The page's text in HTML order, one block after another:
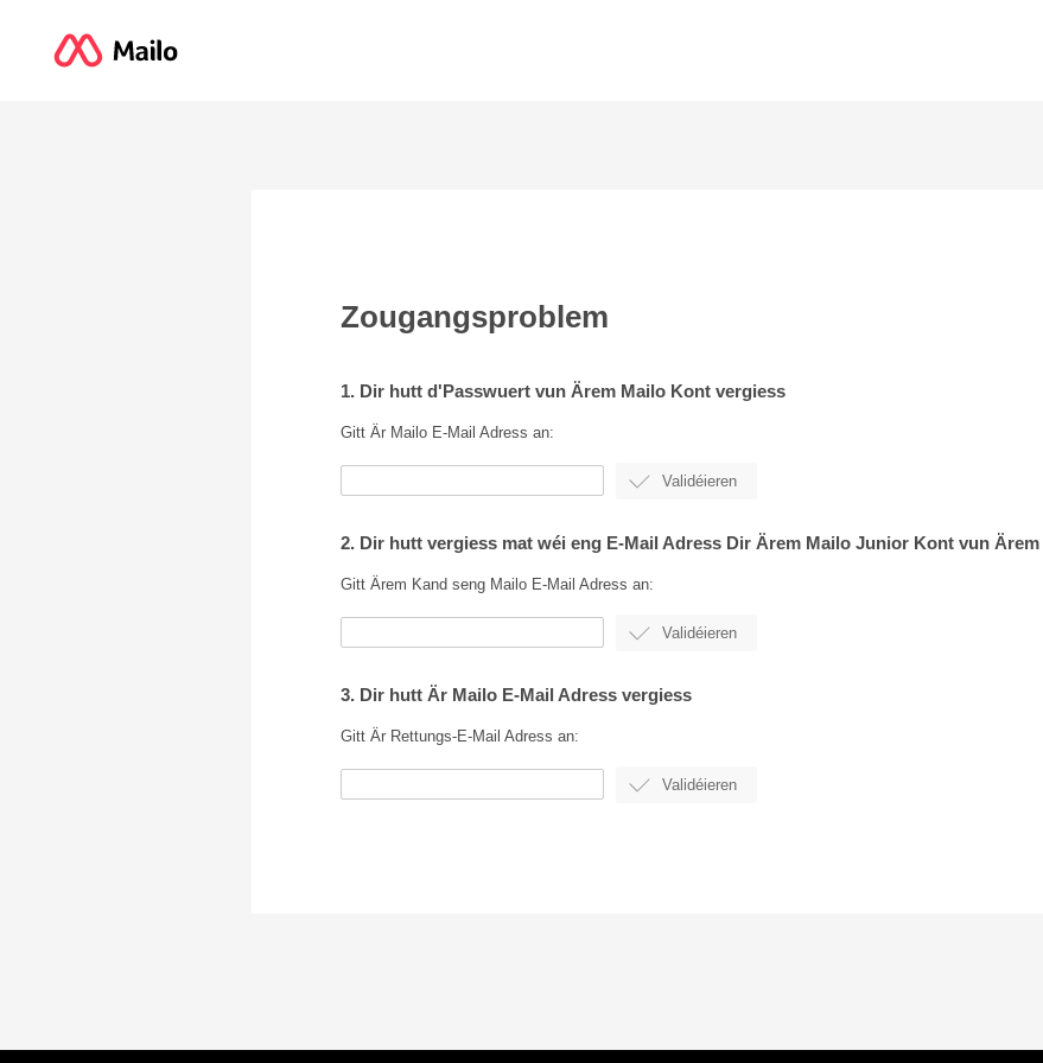
Zougangsproblem
1. Dir hutt d'Passwuert vun Ärem Mailo Kont vergiess
Gitt Är Mailo E-Mail Adress an:
2. Dir hutt vergiess mat wéi eng E-Mail Adress Dir Ärem Mailo Junior Kont vun
Gitt Ärem Kand seng Mailo E-Mail Adress an:
3. Dir hutt Är Mailo E-Mail Adress vergiess
Gitt Är Rettungs-E-Mail Adress an: